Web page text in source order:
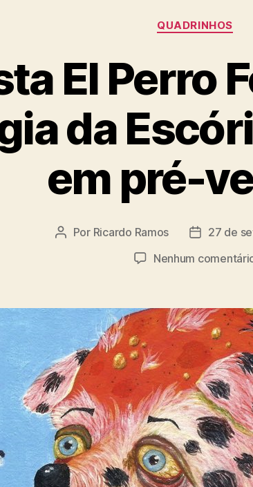
Categorias
QUADRINHOS
El Perro
da
em pré-
Autor
Por Ricardo Ramos
Data
publicação
27 de
Nenhum